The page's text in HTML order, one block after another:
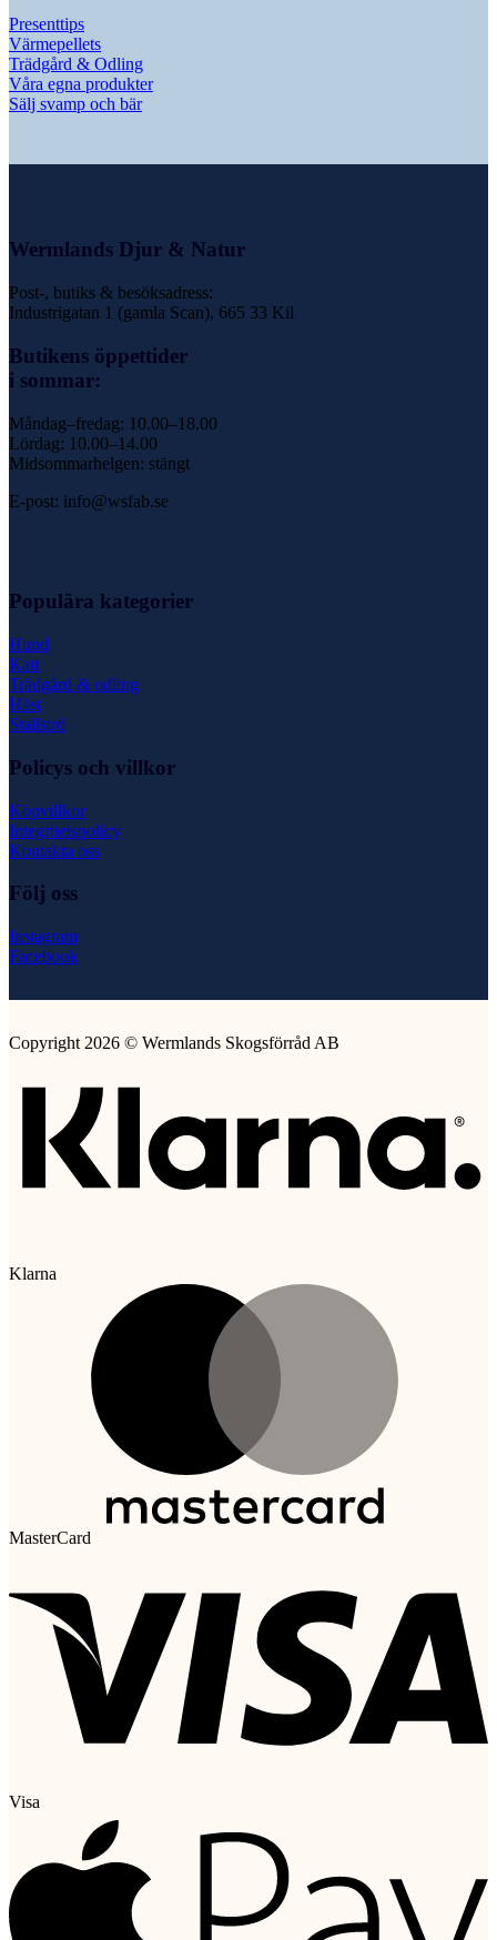
Presenttips
Värmepellets
Trädgård & Odling
Våra egna produkter
Sälj svamp och bär
Wermlands Djur & Natur
Post-, butiks & besöksadress:
Industrigatan 1 (gamla Scan), 665 33 Kil
Butikens öppettider
i sommar:
Måndag–fredag: 10.00–18.00
Lördag: 10.00–14.00
Midsommarhelgen: stängt
E-post: info@wsfab.se
Populära kategorier
Hund
Katt
Trädgård & odling
Häst
Stallströ
Policys och villkor
Köpvillkor
Integritetspolicy
Kontakta oss
Följ oss
Instagram
Facebook
Copyright 2026 © Wermlands Skogsförråd AB
Klarna
MasterCard
Visa